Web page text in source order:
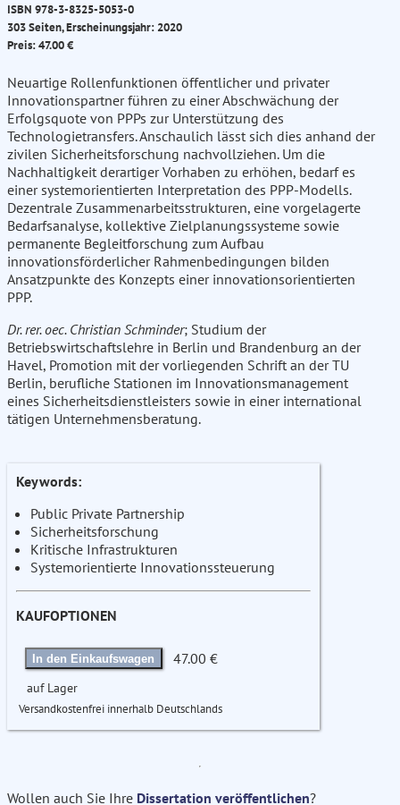
ISBN 978-3-8325-5053-0
303 Seiten, Erscheinungsjahr: 2020
Preis: 47.00 €
Neuartige Rollenfunktionen öffentlicher und privater
Innovationspartner führen zu einer Abschwächung der
Erfolgsquote von PPPs zur Unterstützung des
Technologietransfers. Anschaulich lässt sich dies anhand der
zivilen Sicherheitsforschung nachvollziehen. Um die
Nachhaltigkeit derartiger Vorhaben zu erhöhen, bedarf es
einer systemorientierten Interpretation des PPP-Modells.
Dezentrale Zusammenarbeitsstrukturen, eine vorgelagerte
Bedarfsanalyse, kollektive Zielplanungssysteme sowie
permanente Begleitforschung zum Aufbau
innovationsförderlicher Rahmenbedingungen bilden
Ansatzpunkte des Konzepts einer innovationsorientierten
PPP.
Dr. rer. oec. Christian Schminder; Studium der
Betriebswirtschaftslehre in Berlin und Brandenburg an der
Havel, Promotion mit der vorliegenden Schrift an der TU
Berlin, berufliche Stationen im Innovationsmanagement
eines Sicherheitsdienstleisters sowie in einer international
tätigen Unternehmensberatung.
Keywords:
Public Private Partnership
Sicherheitsforschung
Kritische Infrastrukturen
Systemorientierte Innovationssteuerung
KAUFOPTIONEN
In den Einkaufswagen 47.00 €
auf Lager
Versandkostenfrei innerhalb Deutschlands
Wollen auch Sie Ihre Dissertation veröffentlichen?